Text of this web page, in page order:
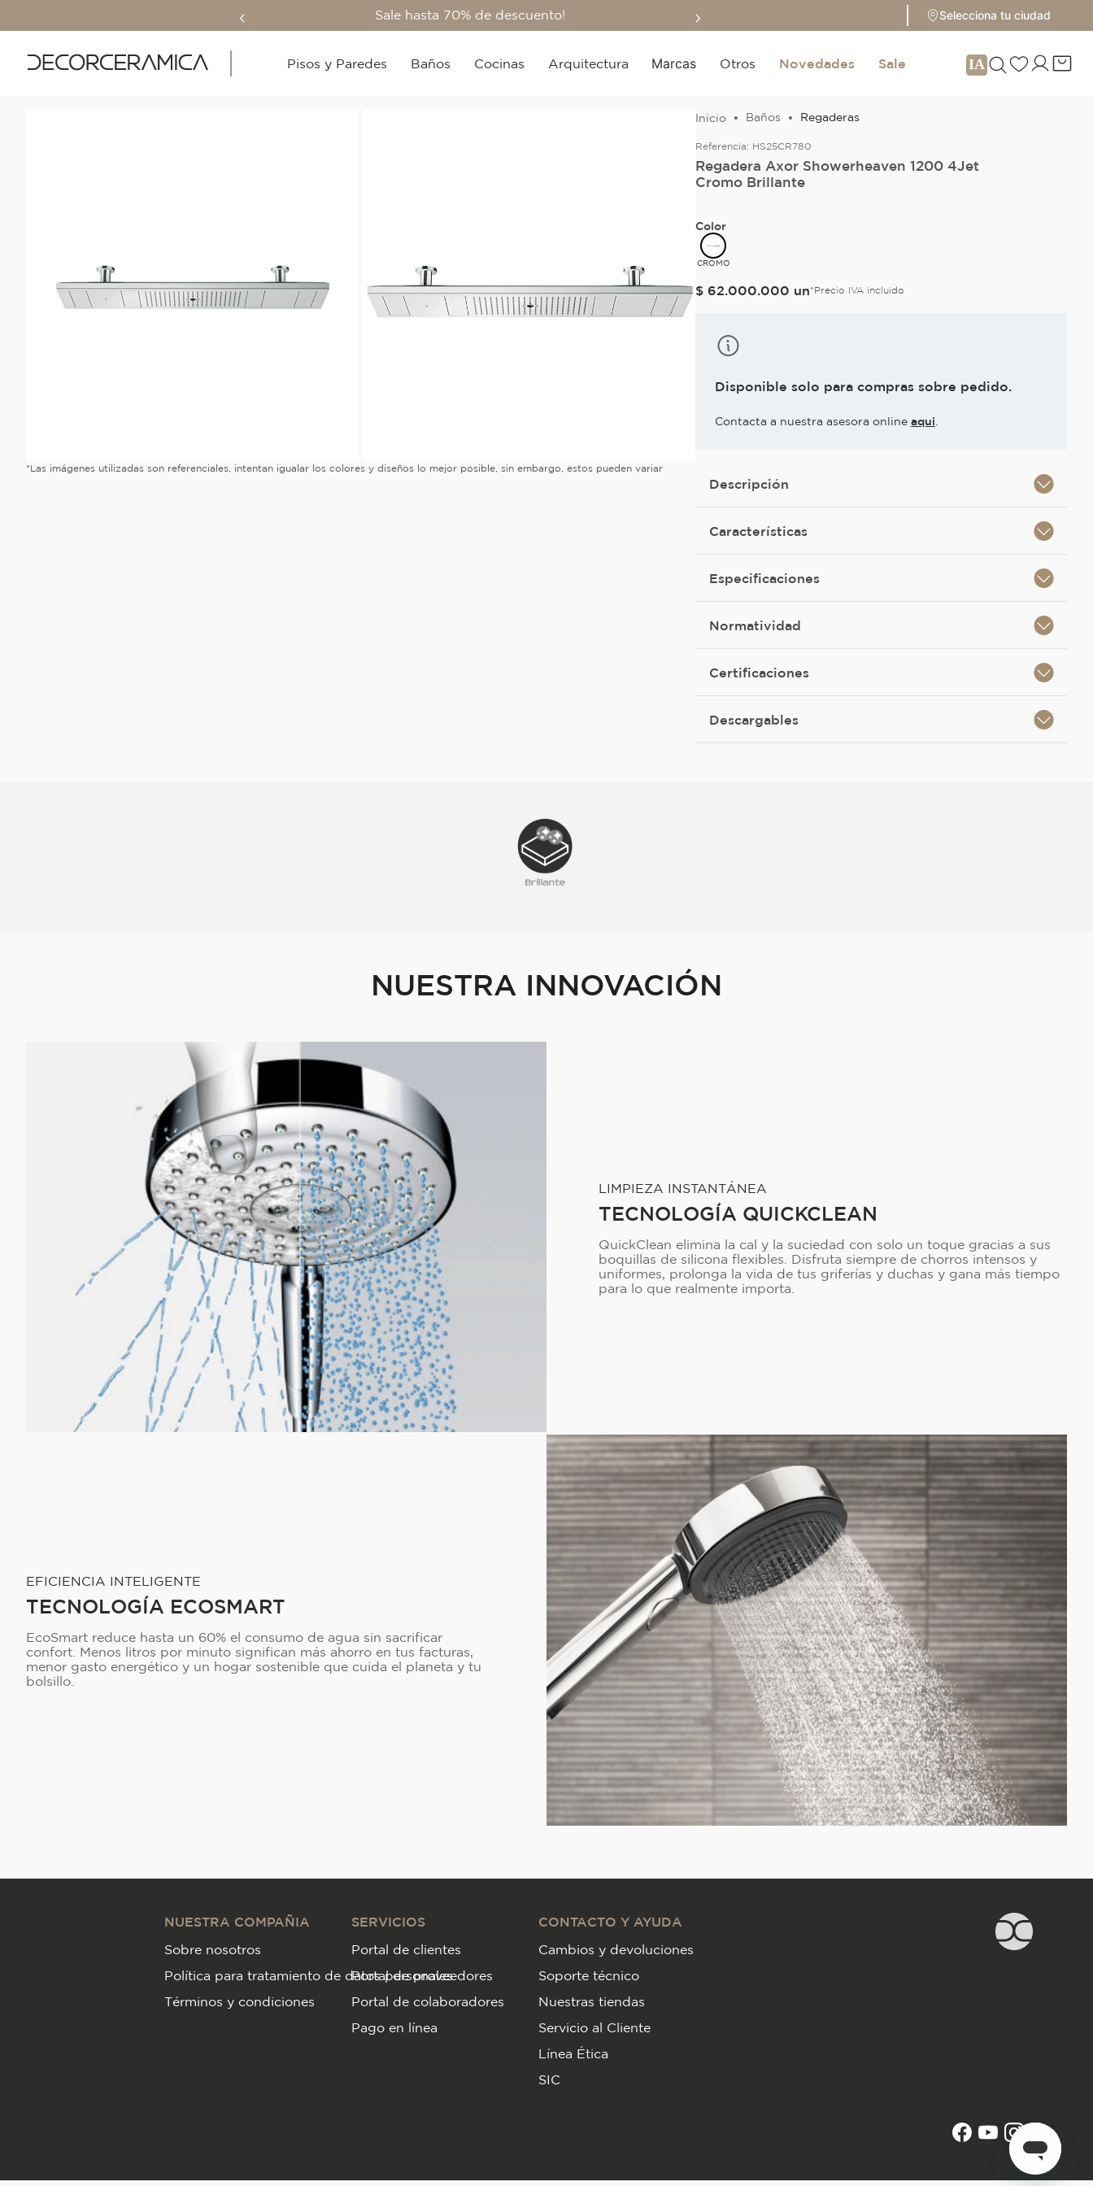
Sale hasta 70% de descuento! Selecciona tu ciudad
Pisos y Paredes Baños Cocinas Arquitectura Marcas Otros Novedades Sale
*Las imágenes utilizadas son referenciales, intentan igualar los colores y diseños lo mejor posible, sin embargo, estos pueden variar
Baños Regaderas
Referencia: HS25CR780
Regadera Axor Showerheaven 1200 4Jet
Cromo Brillante
Color
CROMO
$ 62.000.000 un*Precio IVA incluido
Disponible solo para compras sobre pedido.
Contacta a nuestra asesora online aqui
Descripción
Características
Especificaciones
Normatividad
Certificaciones
Descargables
NUESTRA INNOVACIÓN
LIMPIEZA INSTANTÁNEA
TECNOLOGÍA QUICKCLEAN
QuickClean elimina la cal y la suciedad con solo un toque gracias a sus
boquillas de silicona flexibles. Disfruta siempre de chorros intensos y
uniformes, prolonga la vida de tus griferías y duchas y gana más tiempo
para lo que realmente importa.
EFICIENCIA INTELIGENTE
TECNOLOGÍA ECOSMART
EcoSmart reduce hasta un 60% el consumo de agua sin sacrificar
confort. Menos litros por minuto significan más ahorro en tus facturas,
menor gasto energético y un hogar sostenible que cuida el planeta y tu
bolsillo.
NUESTRA COMPAÑIA
Sobre nosotros
Política para tratamiento de datos personales
Términos y condiciones
SERVICIOS
Portal de clientes
Portal de proveedores
Portal de colaboradores
Pago en línea
CONTACTO Y AYUDA
Cambios y devoluciones
Soporte técnico
Nuestras tiendas
Servicio al Cliente
Línea Ética
SIC